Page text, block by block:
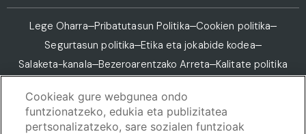
Lege Oharra Pribatutasun Politika Cookien politika
Segurtasun politika Etika eta jokabide kodea
Salaketa-kanala Bezeroarentzako Arreta Kalitate politika
© Eskubide guztiak erreserbatuta.
Cookieak gure webgunea ondo
funtzionatzeko, edukia eta publizitatea
pertsonalizatzeko, sare sozialen funtzioak